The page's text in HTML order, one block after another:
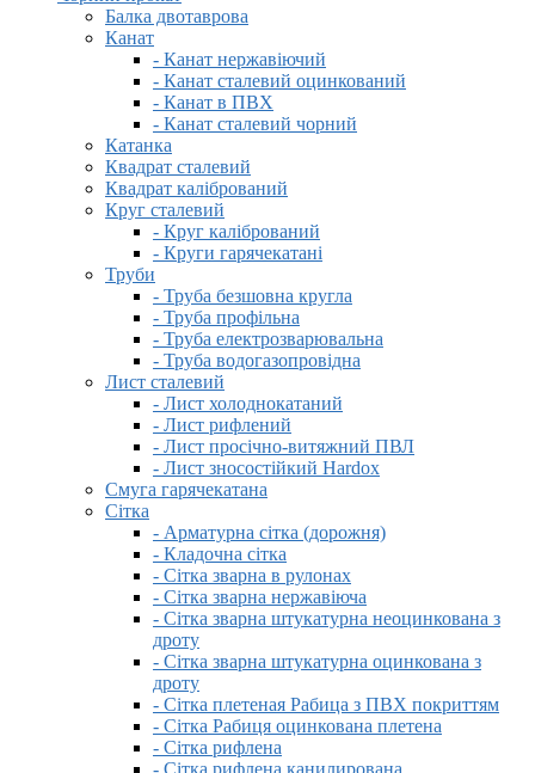
Балка двотаврова
Канат
- Канат нержавіючий
- Канат сталевий оцинкований
- Канат в ПВХ
- Канат сталевий чорний
Катанка
Квадрат сталевий
Квадрат калібрований
Круг сталевий
- Круг калібрований
- Круги гарячекатані
Труби
- Труба безшовна кругла
- Труба профільна
- Труба електрозварювальна
- Труба водогазопровідна
Лист сталевий
- Лист холоднокатаний
- Лист рифлений
- Лист просічно-витяжний ПВЛ
- Лист зносостійкий Hardox
Смуга гарячекатана
Сітка
- Арматурна сітка (дорожня)
- Кладочна сітка
- Сітка зварна в рулонах
- Сітка зварна нержавіюча
- Сітка зварна штукатурна неоцинкована з
дроту
- Сітка зварна штукатурна оцинкована з
дроту
- Сітка плетеная Рабица з ПВХ покриттям
- Сітка Рабиця оцинкована плетена
- Сітка рифлена
- Сітка рифлена канилирована